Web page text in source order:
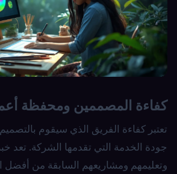
كفاءة المصممين ومحفظة
تعتبر كفاءة الفريق الذي سيقوم
جودة الخدمة التي تقدمها الشركة. تعد
وتعليمهم ومشاريعهم السابقة من